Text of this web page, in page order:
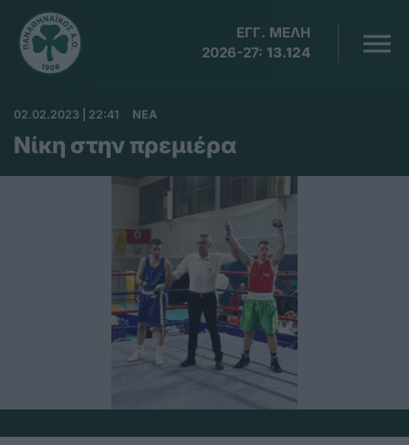
ΕΓΓ. ΜΕΛΗ
2026-27: 13.124
02.02.2023 | 22:41 ΝΕΑ
Νίκη στην πρεμιέρα